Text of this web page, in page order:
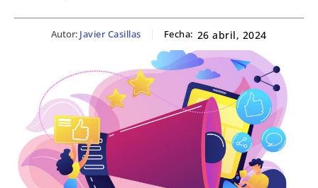
Autor: Javier Casillas Fecha: 26 abril, 2024